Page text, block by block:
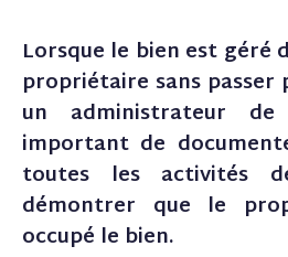
Lorsque le bien est géré
propriétaire sans passer
un administrateur
important de
toutes les activités
démontrer que le
occupé le bien.